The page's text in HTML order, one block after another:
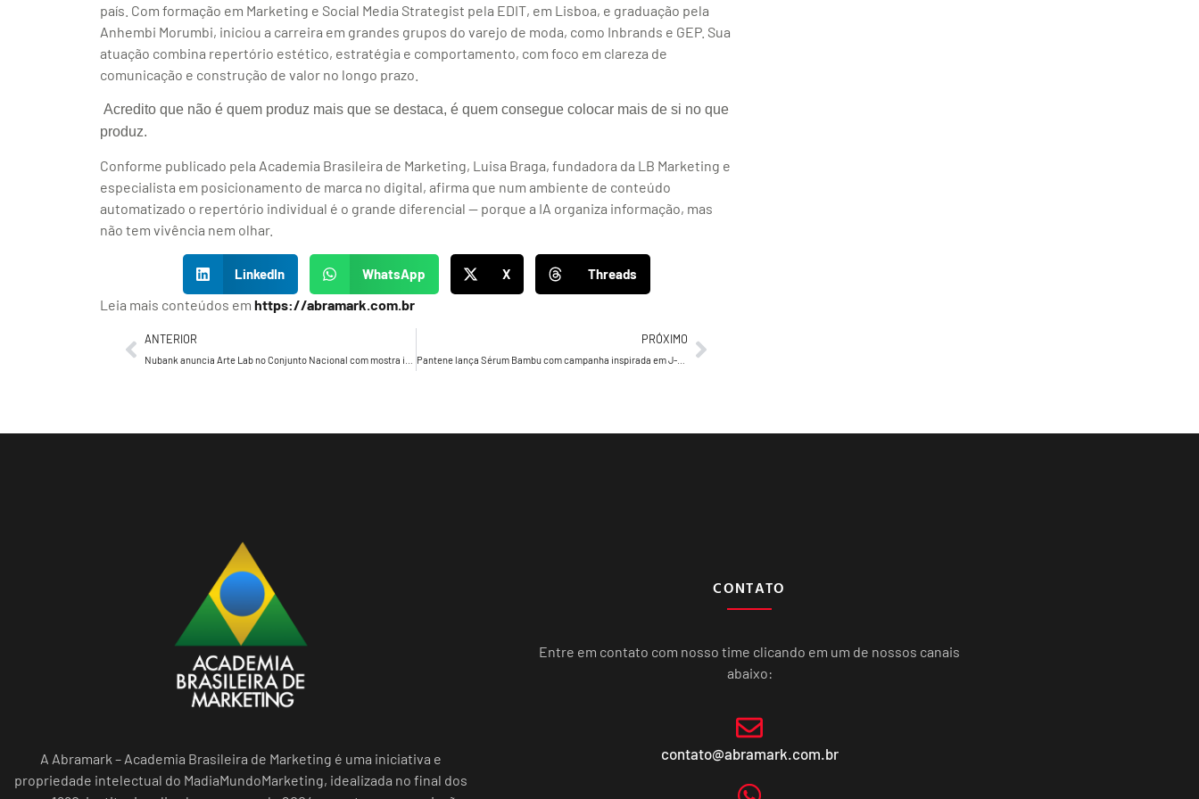
país. Com formação em Marketing e Social Media Strategist pela EDIT, em Lisboa, e graduação pela
Anhembi Morumbi, iniciou a carreira em grandes grupos do varejo de moda, como Inbrands e GEP. Sua
atuação combina repertório estético, estratégia e comportamento, com foco em clareza de
comunicação e construção de valor no longo prazo.
Acredito que não é quem produz mais que se destaca, é quem consegue colocar mais de si no que
produz.
Conforme publicado pela Academia Brasileira de Marketing, Luisa Braga, fundadora da LB Marketing e
especialista em posicionamento de marca no digital, afirma que num ambiente de conteúdo
automatizado o repertório individual é o grande diferencial — porque a IA organiza informação, mas
não tem vivência nem olhar.
LinkedIn WhatsApp X Threads
Leia mais conteúdos em https://abramark.com.br
ANTERIOR PRÓXIMO
A Abramark – Academia Brasileira de Marketing é uma iniciativa e
propriedade intelectual do MadiaMundoMarketing, idealizada no final dos
CONTATO
Entre em contato com nosso time clicando em um de nossos canais
abaixo:
contato@abramark.com.br